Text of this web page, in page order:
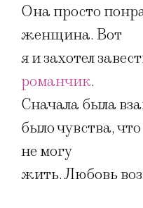
Она просто
женщина. Вот
я и захотел
романчик.
Сначала была
было чувства,
не могу
жить. Любовь